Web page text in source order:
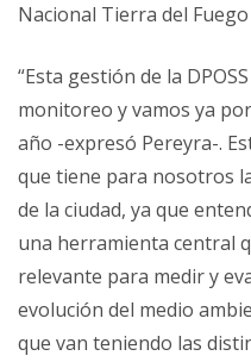
Nacional Tierra del
“Esta gestión de la
monitoreo y vamos ya
año -expresó Pereyra-.
que tiene para nosotros
de la ciudad, ya que
una herramienta central
relevante para medir y
evolución del medio
que van teniendo las